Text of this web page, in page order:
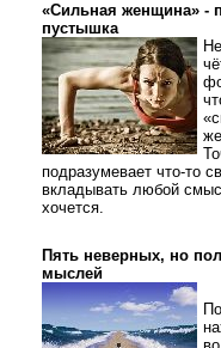
«Сильная женщина» -
пустышка
подразумевает что-то
вкладывать любой
хочется.
Пять неверных, но
мыслей